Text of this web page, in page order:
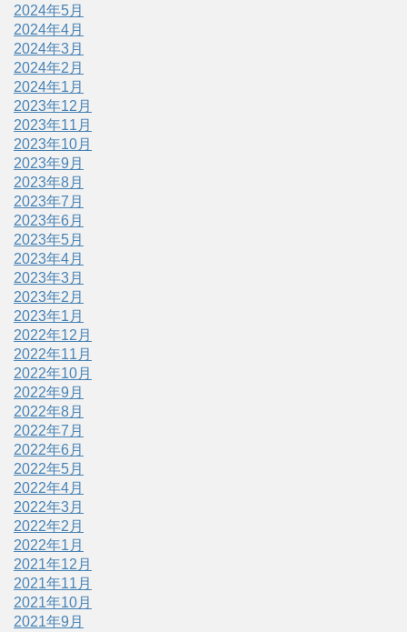
2024年5月
2024年4月
2024年3月
2024年2月
2024年1月
2023年12月
2023年11月
2023年10月
2023年9月
2023年8月
2023年7月
2023年6月
2023年5月
2023年4月
2023年3月
2023年2月
2023年1月
2022年12月
2022年11月
2022年10月
2022年9月
2022年8月
2022年7月
2022年6月
2022年5月
2022年4月
2022年3月
2022年2月
2022年1月
2021年12月
2021年11月
2021年10月
2021年9月